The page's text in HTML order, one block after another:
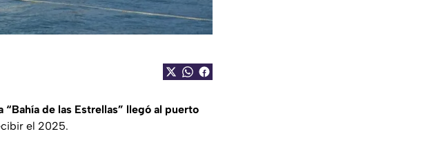
de las Estrellas” llegó al puerto
el 2025.